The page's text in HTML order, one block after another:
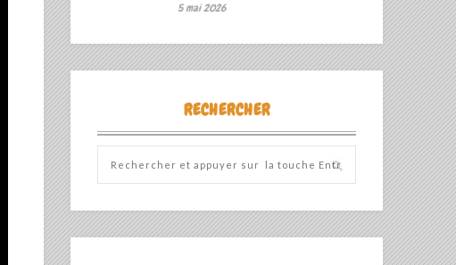
5 mai 2026
RECHERCHER